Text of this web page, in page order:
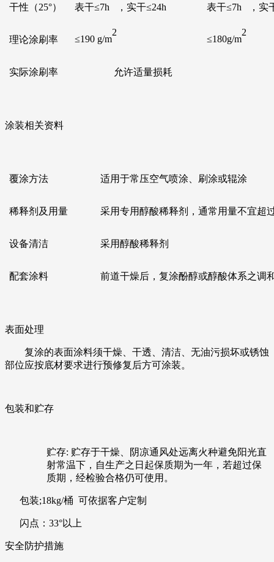
干性（25°） 表干≤7h ，实干≤24h 表干≤7h ，实
理论涂刷率 ≤190 g/m
2
≤180g/m
2
实际涂刷率 允许适量损耗
涂装相关资料
覆涂方法 适用于常压空气喷涂、刷涂或辊涂
稀释剂及用量 采用专用醇酸稀释剂，通常用量不宜超
设备清洁 采用醇酸稀释剂
配套涂料 前道干燥后，复涂酚醇或醇酸体系之调
表面处理
复涂的表面涂料须干燥、干透、清洁、无油污损坏或锈蚀
部位应按底材要求进行预修复后方可涂装。
包装和贮存
贮存: 贮存于干燥、阴凉通风处远离火种避免阳光直
射常温下，自生产之日起保质期为一年，若超过保
质期，经检验合格仍可使用。
包装;18kg/桶 可依据客户定制
闪点：33°以上
安全防护措施